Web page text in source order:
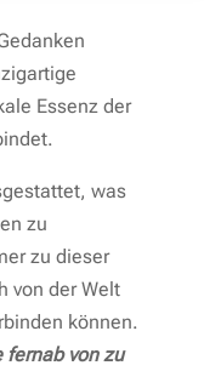
Essenz der
was
zu
zu dieser
von der Welt
können.
fernab von zu